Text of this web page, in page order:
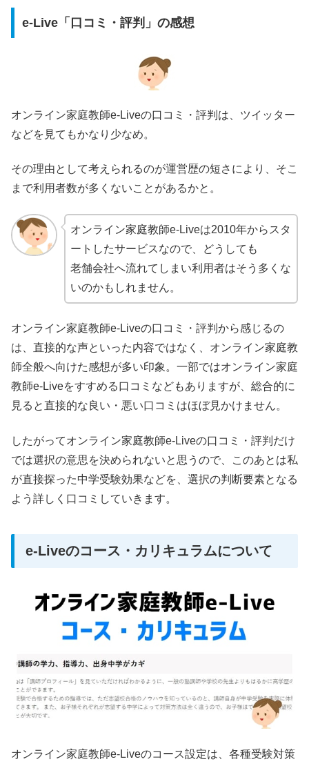
e-Live「口コミ・評判」の感想
オンライン家庭教師e-Liveの口コミ・評判は、ツイッター
などを見てもかなり少なめ。
その理由として考えられるのが運営歴の短さにより、そこ
まで利用者数が多くないことがあるかと。
オンライン家庭教師e-Liveは2010年からスタ
ートしたサービスなので、どうしても
老舗会社へ流れてしまい利用者はそう多くな
いのかもしれません。
オンライン家庭教師e-Liveの口コミ・評判から感じるの
は、直接的な声といった内容ではなく、オンライン家庭教
師全般へ向けた感想が多い印象。一部ではオンライン家庭
教師e-Liveをすすめる口コミなどもありますが、総合的に
見ると直接的な良い・悪い口コミはほぼ見かけません。
したがってオンライン家庭教師e-Liveの口コミ・評判だけ
では選択の意思を決められないと思うので、このあとは私
が直接探った中学受験効果などを、選択の判断要素となる
よう詳しく口コミしていきます。
e-Liveのコース・カリキュラムについて
オンライン家庭教師e-Liveのコース設定は、各種受験対策